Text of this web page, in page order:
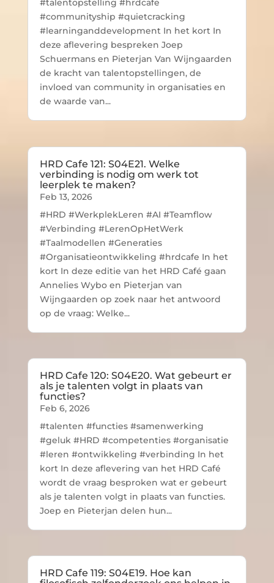
#talentopstelling #hrdcafe
#communityship #quietcracking
#learninganddevelopment In het kort In
deze aflevering bespreken Joep
Schuermans en Pieterjan Van Wijngaarden
de kracht van talentopstellingen, de
invloed van community in organisaties en
de waarde van...
HRD Cafe 121: S04E21. Welke
verbinding is nodig om werk tot
leerplek te maken?
Feb 13, 2026
#HRD #WerkplekLeren #AI #Teamflow
#Verbinding #LerenOpHetWerk
#Taalmodellen #Generaties
#Organisatieontwikkeling #hrdcafe In het
kort In deze editie van het HRD Café gaan
Annelies Wybo en Pieterjan van
Wijngaarden op zoek naar het antwoord
op de vraag: Welke...
HRD Cafe 120: S04E20. Wat gebeurt er
als je talenten volgt in plaats van
functies?
Feb 6, 2026
#talenten #functies #samenwerking
#geluk #HRD #competenties #organisatie
#leren #ontwikkeling #verbinding In het
kort In deze aflevering van het HRD Café
wordt de vraag besproken wat er gebeurt
als je talenten volgt in plaats van functies.
Joep en Pieterjan delen hun...
HRD Cafe 119: S04E19. Hoe kan